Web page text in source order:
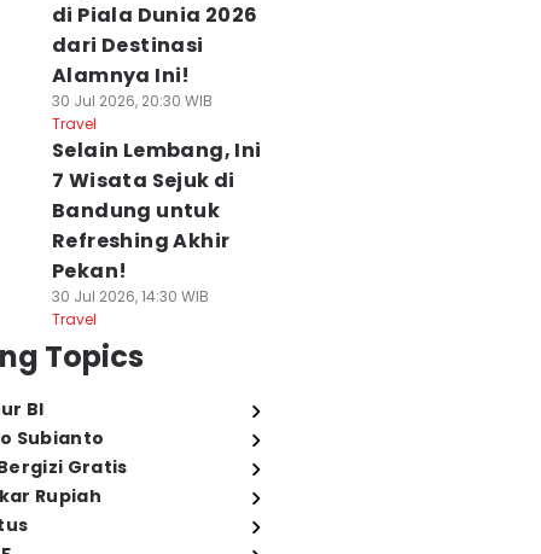
di Piala Dunia 2026
dari Destinasi
Alamnya Ini!
30 Jul 2026, 20:30 WIB
Travel
Selain Lembang, Ini
7 Wisata Sejuk di
Bandung untuk
Refreshing Akhir
Pekan!
30 Jul 2026, 14:30 WIB
Travel
Topics
BI
Subianto
Gratis
Rupiah